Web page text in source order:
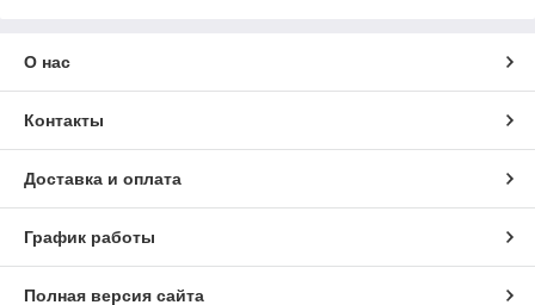
О нас
Контакты
Доставка и оплата
График работы
Полная версия сайта